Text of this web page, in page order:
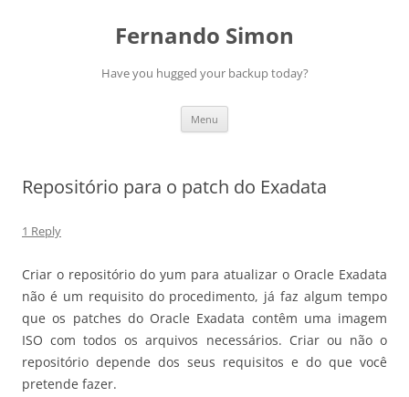
Fernando Simon
Have you hugged your backup today?
Menu
Repositório para o patch do Exadata
1 Reply
Criar o repositório do yum para atualizar o Oracle Exadata
não é um requisito do procedimento, já faz algum tempo
que os patches do Oracle Exadata contêm uma imagem
ISO com todos os arquivos necessários. Criar ou não o
repositório depende dos seus requisitos e do que você
pretende fazer.